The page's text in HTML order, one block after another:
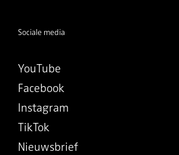
Sociale media
YouTube
Facebook
Instagram
TikTok
Nieuwsbrief